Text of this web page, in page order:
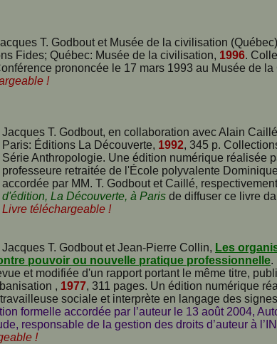
T. Godbout et Musée de la civilisation
Fides; Québec: Musée de la civilisation, 1996.
prononcée le 17 mars 1993 au Musée de
!
Jacques T. Godbout, en collaboration avec Alain
Paris: Éditions La Découverte, 1992, 345 p.
Série Anthropologie. Une édition numérique réalisée
professeure retraitée de l'École polyvalente
accordée par MM. T. Godbout et Caillé,
d'édition, La Découverte, à Paris de diffuser ce livre
Livre téléchargeable !
Jacques T. Godbout et Jean-Pierre Collin, Les
pouvoir ou nouvelle pratique professionnelle.
et modifiée d'un rapport portant le même titre,
, 1977, 311 pages. Un édition numérique
sociale et interprète en langage des
formelle accordée par l’auteur le 13 août 2004,
responsable de la gestion des droits d’auteur à
!